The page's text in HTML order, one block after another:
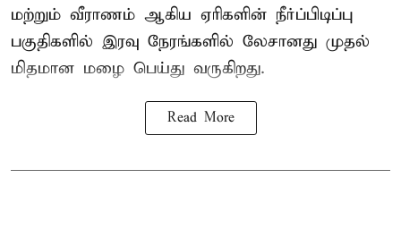
மற்றும் வீராணம் ஆகிய ஏரிகளின் நீர்ப்பிடிப்பு
பகுதிகளில் இரவு நேரங்களில் லேசானது முதல்
மிதமான மழை பெய்து வருகிறது.
Read More